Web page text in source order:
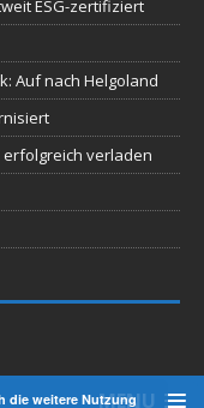
ESG-zertifiziert
Auf nach Helgoland
erfolgreich verladen
MENU
die weitere Nutzung